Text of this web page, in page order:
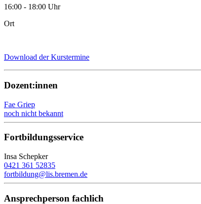
16:00 - 18:00 Uhr
Ort
Download der Kurstermine
Dozent:innen
Fae Griep
noch nicht bekannt
Fortbildungsservice
Insa Schepker
0421 361 52835
fortbildung@lis.bremen.de
Ansprechperson fachlich